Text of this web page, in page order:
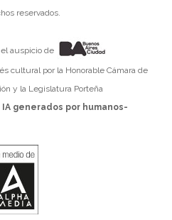
reservados.
auspicio de
cultural por la Honorable Cámara de
y la Legislatura Porteña
generados por humanos-